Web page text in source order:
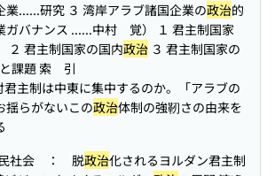
業......研究 ３ 湾岸アラブ諸国企業の政治的
ガバナンス ......中村 覚） １ 君主制国家
２ 君主制国家の国内政治 ３ 君主制国家の
課題 索 引
君主制は中東に集中するのか。「アラブの
揺らがないこの政治体制の強靭さの由来を
民社会 ： 脱政治化されるヨルダン君主制